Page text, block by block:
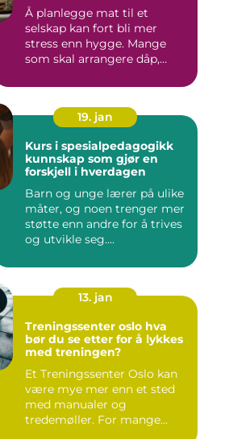
Å planlegge mat til et
selskap kan fort bli mer
stress enn hygge. Mange
som skal arrangere dåp,
19. jan
Kurs i spesialpedagogikk
kunnskap som gjør en
forskjell i hverdagen
Barn og unge lærer på ulike
måter, og noen trenger mer
støtte enn andre for å trives
og utvikle seg....
13. jan
Treningssenter oslo hva
bør du se etter for å lykkes
med treningen?
Et Treningssenter Oslo kan
være mye mer enn et sted
med manualer og
tredemøller. For mange